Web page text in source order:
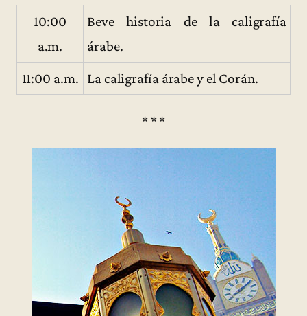
10:00
a.m.
Beve historia de la caligrafía
árabe.
11:00 a.m. La caligrafía árabe y el Corán.
* * *